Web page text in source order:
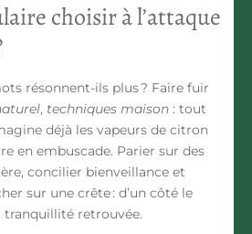
choisir à l’attaque
résonnent-ils plus ? Faire fuir
, techniques maison : tout
déjà les vapeurs de citron
en embuscade. Parier sur des
concilier bienveillance et
sur une crête : d’un côté le
tranquillité retrouvée.